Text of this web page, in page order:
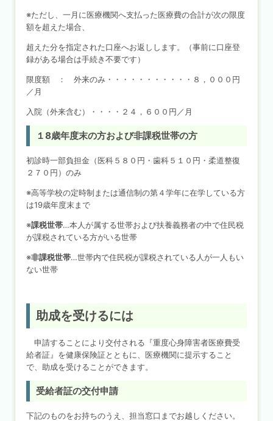
※ただし、一月に医療機関へ支払った医療費の合計が次の限度
額を超えた場合、
超えた分を指定された口座へお返しします。（事前に口座登
録がある場合は手続き不要です）
限度額 ： 外来のみ・・・・・・・・・・・８，０００円
／月
入院（外来含む）・・・・２４，６００円／月
１8歳年度末の方および非課税世帯の方
初診時一部負担金（医科５８０円・歯科５１０円・柔道整復
２７０円）のみ
※高等学校の定時制または通信制の第４学年に在学している方
は19歳年度末まで
※課税世帯…本人が属する世帯および扶養義務者の中で住民税
が課税されている方がいる世帯
※非課税世帯…世帯内で住民税が課税されている人が一人もい
ない世帯
助成を受けるには
申請することにより交付される『重度心身障害者医療費受
給者証』を健康保険証とともに、医療機関に提示すること
で、助成を受けることができます。
受給者証の交付申請
下記のものをお持ちのうえ、担当窓口までお越しください。